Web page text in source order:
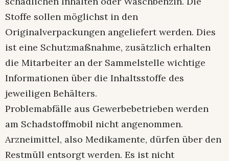
Stoffe sollen möglichst in den
Originalverpackungen angeliefert werden. Dies
ist eine Schutzmaßnahme, zusätzlich erhalten
die Mitarbeiter an der Sammelstelle wichtige
Informationen über die Inhaltsstoffe des
jeweiligen Behälters.
Problemabfälle aus Gewerbebetrieben werden
am Schadstoffmobil nicht angenommen.
Arzneimittel, also Medikamente, dürfen über den
Restmüll entsorgt werden. Es ist nicht